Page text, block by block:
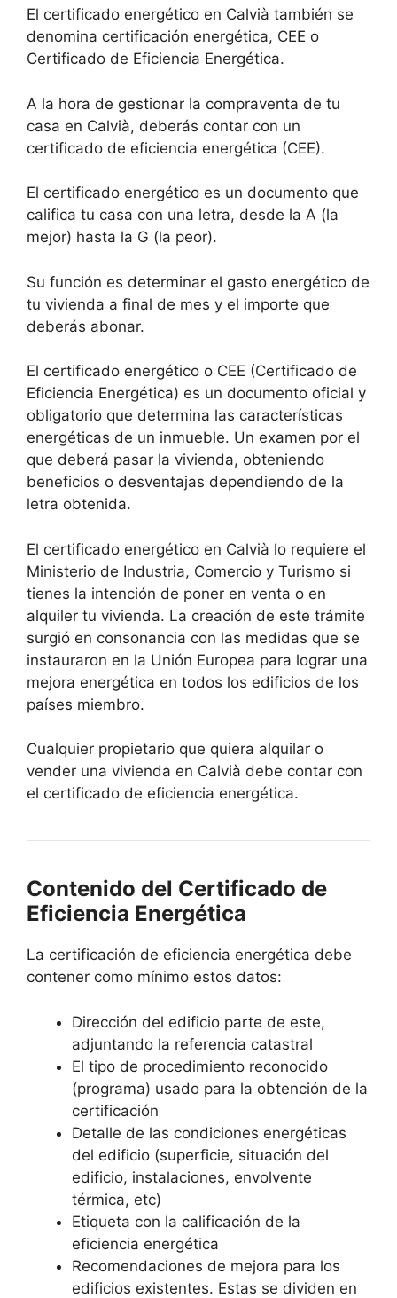
El certificado energético en Calvià también se
denomina certificación energética, CEE o
Certificado de Eficiencia Energética.
A la hora de gestionar la compraventa de tu
casa en Calvià, deberás contar con un
certificado de eficiencia energética (CEE).
El certificado energético es un documento que
califica tu casa con una letra, desde la A (la
mejor) hasta la G (la peor).
Su función es determinar el gasto energético de
tu vivienda a final de mes y el importe que
deberás abonar.
El certificado energético o CEE (Certificado de
Eficiencia Energética) es un documento oficial y
obligatorio que determina las características
energéticas de un inmueble. Un examen por el
que deberá pasar la vivienda, obteniendo
beneficios o desventajas dependiendo de la
letra obtenida.
El certificado energético en Calvià lo requiere el
Ministerio de Industria, Comercio y Turismo si
tienes la intención de poner en venta o en
alquiler tu vivienda. La creación de este trámite
surgió en consonancia con las medidas que se
instauraron en la Unión Europea para lograr una
mejora energética en todos los edificios de los
países miembro.
Cualquier propietario que quiera alquilar o
vender una vivienda en Calvià debe contar con
el certificado de eficiencia energética.
Contenido del Certificado de
Eficiencia Energética
La certificación de eficiencia energética debe
contener como mínimo estos datos:
Dirección del edificio parte de este,
adjuntando la referencia catastral
El tipo de procedimiento reconocido
(programa) usado para la obtención de la
certificación
Detalle de las condiciones energéticas
del edificio (superficie, situación del
edificio, instalaciones, envolvente
térmica, etc)
Etiqueta con la calificación de la
eficiencia energética
Recomendaciones de mejora para los
edificios existentes. Estas se dividen en